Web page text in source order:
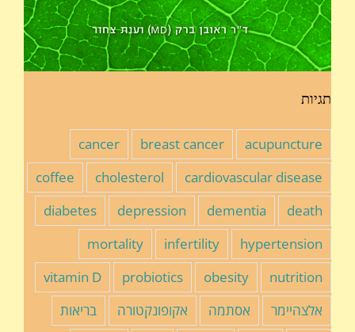
תגיות
acupuncture
breast cancer
cancer
cardiovascular disease
cholesterol
coffee
death
dementia
depression
diabetes
hypertension
infertility
mortality
nutrition
obesity
probiotics
vitamin D
אלצהיימר
אסתמה אקופונקטורה
בריאות